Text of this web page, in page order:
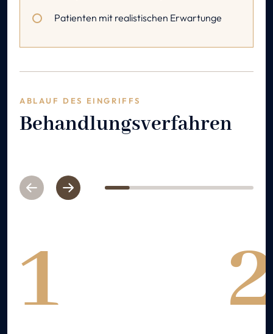
Patienten mit realistischen Erwartunge
ABLAUF DES EINGRIFFS
Behandlungsverfahren
PreviousNext 1 2 3 4 5 6
1